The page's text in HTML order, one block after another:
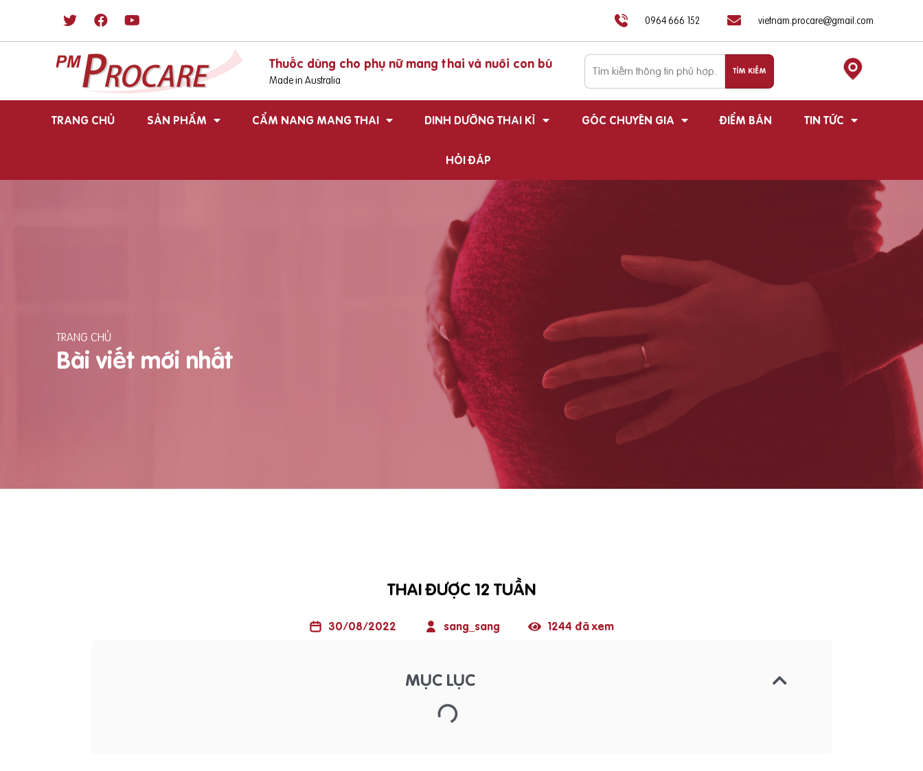
0964 666 152 vietnam.procare@gmail.com
Thuốc dùng cho phụ nữ mang thai và nuôi con bú
Made in Australia
TRANG CHỦ SẢN PHẨM CẨM NANG MANG THAI DINH DƯỠNG THAI KÌ GÓC CHUYÊN GIA ĐIỂM BÁN TIN TỨC
HỎI ĐÁP
TRANG CHỦ
Bài viết mới nhất
THAI ĐƯỢC 12 TUẦN
30/08/2022 sang_sang 1244 đã xem
MỤC LỤC